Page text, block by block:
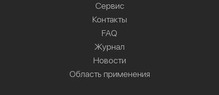
Сервис
Контакты
FAQ
Журнал
Новости
Область применения